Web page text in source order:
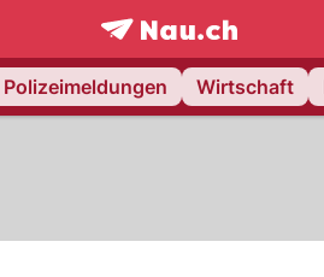
frontpage.NAU.ch
Polizeimeldungen Wirtschaft